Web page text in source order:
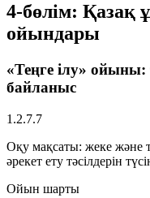
4-бөлім: Қазақ
ойындары
«Теңге ілу» ойыны:
байланыс
1.2.7.7
Оқу мақсаты: жеке және
әрекет ету тәсілдерін
Ойын шарты